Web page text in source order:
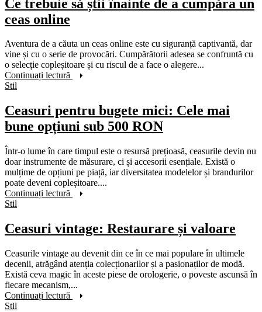
Ce trebuie să știi înainte de a cumpăra un
ceas online
Aventura de a căuta un ceas online este cu siguranță captivantă, dar
vine și cu o serie de provocări. Cumpărătorii adesea se confruntă cu
o selecție copleșitoare și cu riscul de a face o alegere...
Continuați lectură
Stil
Ceasuri pentru bugete mici: Cele mai
bune opțiuni sub 500 RON
Într-o lume în care timpul este o resursă prețioasă, ceasurile devin nu
doar instrumente de măsurare, ci și accesorii esențiale. Există o
mulțime de opțiuni pe piață, iar diversitatea modelelor și brandurilor
poate deveni copleșitoare....
Continuați lectură
Stil
Ceasuri vintage: Restaurare și valoare
Ceasurile vintage au devenit din ce în ce mai populare în ultimele
decenii, atrăgând atenția colecționarilor și a pasionaților de modă.
Există ceva magic în aceste piese de orologerie, o poveste ascunsă în
fiecare mecanism,...
Continuați lectură
Stil